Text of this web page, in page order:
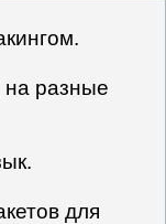
на разные
для